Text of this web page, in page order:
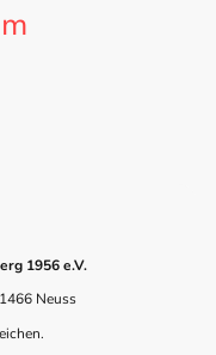
1956 e.V.
Neuss